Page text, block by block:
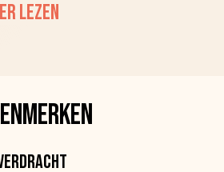
met buiten, waardoor het
waaronder een Bora
Dankzij het royale kookeiland
LEZEN